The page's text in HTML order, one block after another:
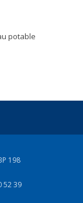
potable
198
52 39